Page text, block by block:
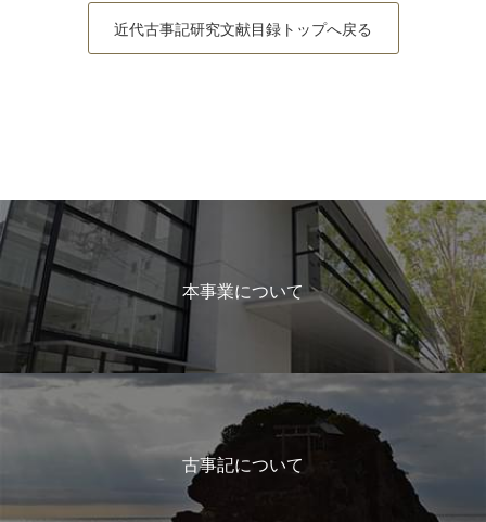
近代古事記研究文献目録トップへ戻る
本事業について
古事記について